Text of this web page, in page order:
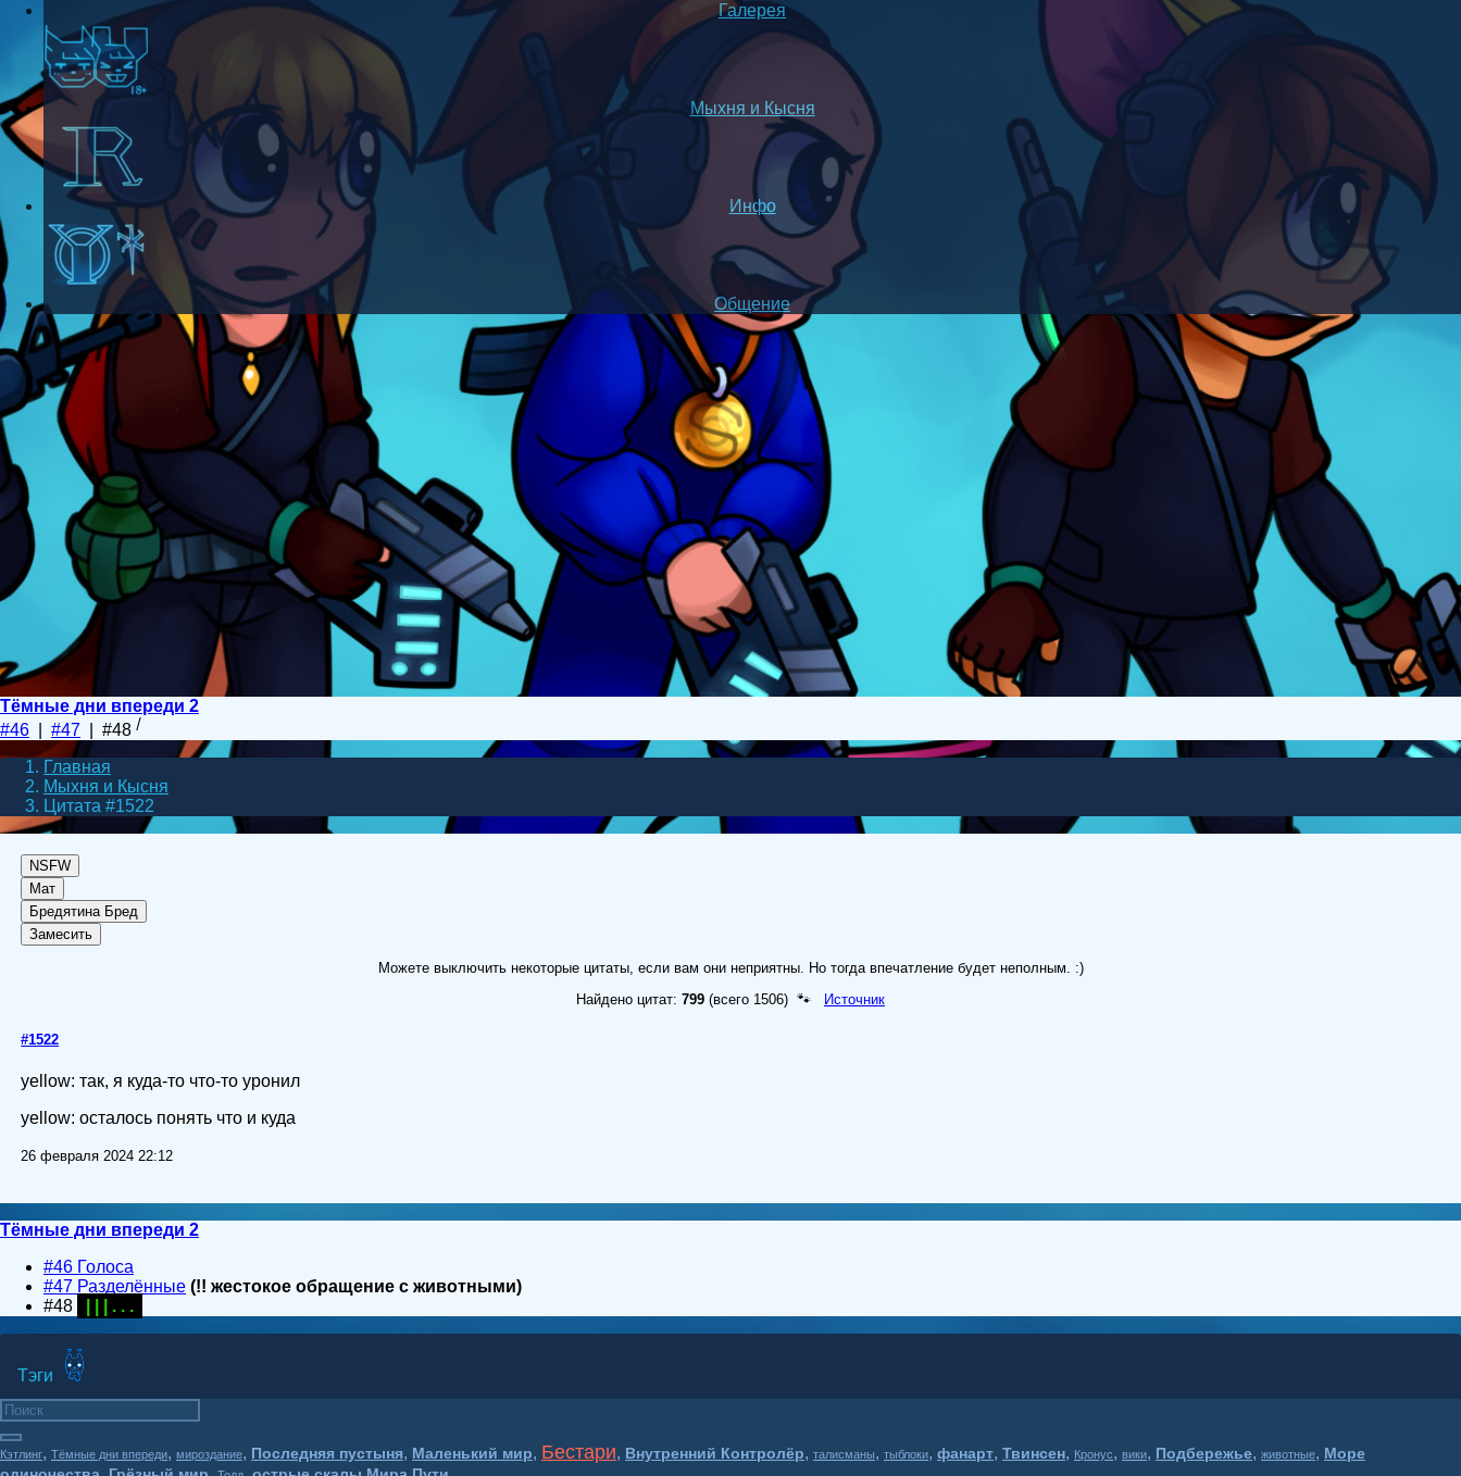
Галерея
Мыхня и Кысня
Инфо
Общение
Тёмные дни впереди 2
#46
#47 | #48
Главная
Мыхня и Кысня
Цитата #1522
NSFW
Мат
Бредятина Бред
Замесить
Можете выключить некоторые цитаты, если вам они неприятны. Но тогда впечатление будет неполным. :)
Найдено цитат: 799 (всего 1506) 🐾 Источник
#1522
yellow: так, я куда-то что-то уронил
yellow: осталось понять что и куда
26 февраля 2024 22:12
Тёмные дни впереди 2
#46 Голоса
#47 Разделённые (!! жестокое обращение с животными)
#48
| | | . . .
Тэги
Кэтлинг, Тёмные дни впереди, мироздание, Последняя пустыня, Маленький мир, Бестари, Внутренний Контролёр, талисманы, тыблоки, фанарт, Твинсен, Кронус, вики, Подбережье, животные, Море